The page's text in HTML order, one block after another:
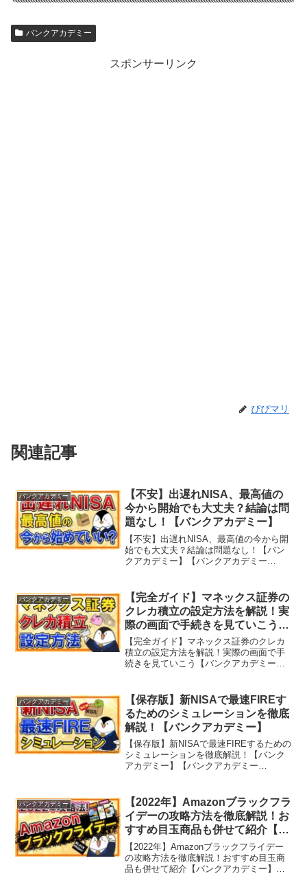
バンクアカデミー
スポンサーリンク
ぴぴマリ
関連記事
バンクアカデミー
【不安】出遅れNISA、最高値の
今から開始でも大丈夫？結論は問
題なし！【バンクアカデミー】
【不安】出遅れNISA、最高値の今から開
始でも大丈夫？結論は問題なし！【バン
クアカデミー】【バンクアカデミー
ミー管理人の小林亮平といっしょに学ん
でいくチャンネル...
バンクアカデミー
【完全ガイド】マネックス証券の
クレカ積立の設定方法を解説！実
際の画面で手続きを見ていこう
【バンクアカデミー】
【完全ガイド】マネックス証券のクレカ
積立の設定方法を解説！実際の画面で手
続きを見ていこう【バンクアカデミー】
ないお金の知識をバンクアカデミー管理
人の小林亮平といっしょに学...
バンクアカデミー
【保存版】新NISAで最速FIREす
るためのシミュレーションを徹底
解説！【バンクアカデミー】
【保存版】新NISAで最速FIREするための
シミュレーションを徹底解説！【バンク
アカデミー】【バンクアカデミー
ミー管理人の小林亮平といっしょに学ん
でいくチャンネ...
バンクアカデミー
【2022年】Amazonブラックフラ
イデーの攻略方法を徹底解説！お
すすめ目玉商品も併せて紹介【バ
ンクアカデミー】
【2022年】Amazonブラックフライデー
の攻略方法を徹底解説！おすすめ目玉商
品も併せて紹介【バンクアカデミー】